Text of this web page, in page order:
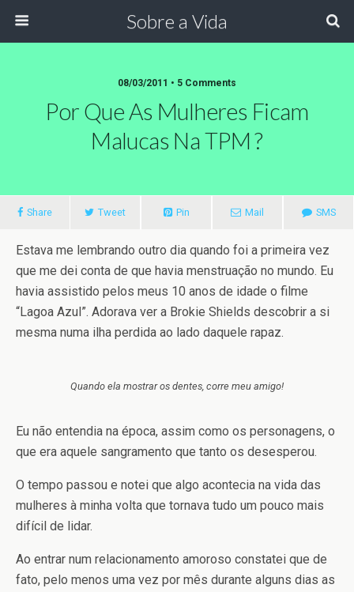
Sobre a Vida
08/03/2011 • 5 Comments
Por Que As Mulheres Ficam
Malucas Na TPM ?
Share Tweet Pin Mail SMS
Estava me lembrando outro dia quando foi a primeira vez
que me dei conta de que havia menstruação no mundo. Eu
havia assistido pelos meus 10 anos de idade o filme
“Lagoa Azul”. Adorava ver a Brokie Shields descobrir a si
mesma numa ilha perdida ao lado daquele rapaz.
Quando ela mostrar os dentes, corre meu amigo!
Eu não entendia na época, assim como os personagens, o
que era aquele sangramento que tanto os desesperou.
O tempo passou e notei que algo acontecia na vida das
mulheres à minha volta que tornava tudo um pouco mais
difícil de lidar.
Ao entrar num relacionamento amoroso constatei que de
fato, pelo menos uma vez por mês durante alguns dias as